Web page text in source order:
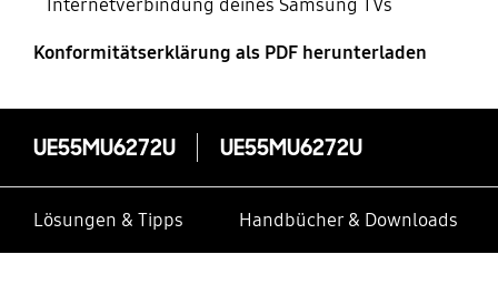
Internetverbindung deines Samsung TVs
Konformitätserklärung als PDF herunterladen
UE55MU6272U UE55MU6272U
Lösungen & Tipps Handbücher & Downloads